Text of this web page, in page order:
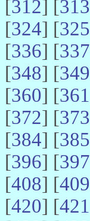
[312] [313
[324] [325
[336] [337
[348] [349
[360] [361
[372] [373
[384] [385
[396] [397
[408] [409
[420] [421